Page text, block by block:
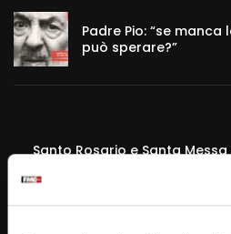
Padre Pio: “se
può sperare?”
Santo Rosario e Santa
2023 (fr.